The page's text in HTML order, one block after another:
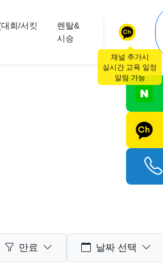
회/서킷
렌탈&
시승
만료 날짜 선택
채널 추가시
실시간 교육 일정
알림 가능